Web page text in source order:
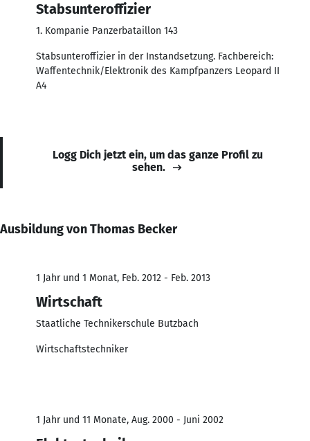
Stabsunteroffizier
1. Kompanie Panzerbataillon 143
Stabsunteroffizier in der Instandsetzung. Fachbereich:
Waffentechnik/Elektronik des Kampfpanzers Leopard II
A4
Logg Dich jetzt ein, um das ganze Profil zu
sehen.
Ausbildung von Thomas Becker
1 Jahr und 1 Monat, Feb. 2012 - Feb. 2013
Wirtschaft
Staatliche Technikerschule Butzbach
Wirtschaftstechniker
1 Jahr und 11 Monate, Aug. 2000 - Juni 2002